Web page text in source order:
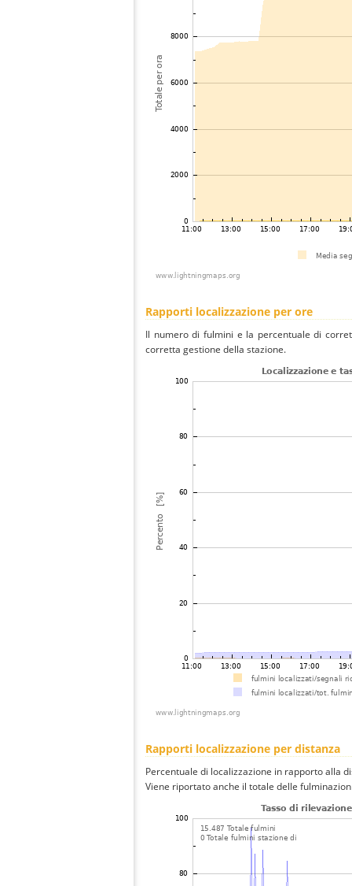
Rapporti localizzazione per ore
Il numero di fulmini e la percentuale di
corretta gestione della stazione.
Rapporti localizzazione per distanza
Percentuale di localizzazione in rapporto alla
Viene riportato anche il totale delle